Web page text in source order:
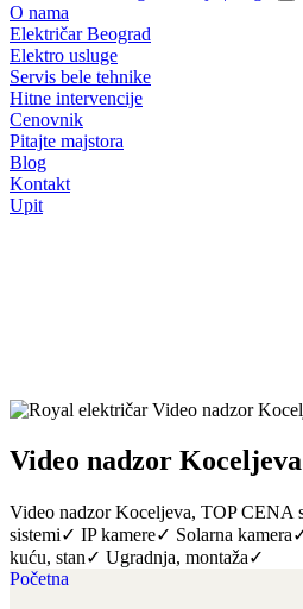
O nama
Električar Beograd
Elektro usluge
Servis bele tehnike
Hitne intervencije
Cenovnik
Pitajte majstora
Blog
Kontakt
Upit
Video nadzor Koceljeva
Video nadzor Koceljeva, TOP CENA
sistemi✓ IP kamere✓ Solarna
kuću, stan✓ Ugradnja, montaža✓
Početna